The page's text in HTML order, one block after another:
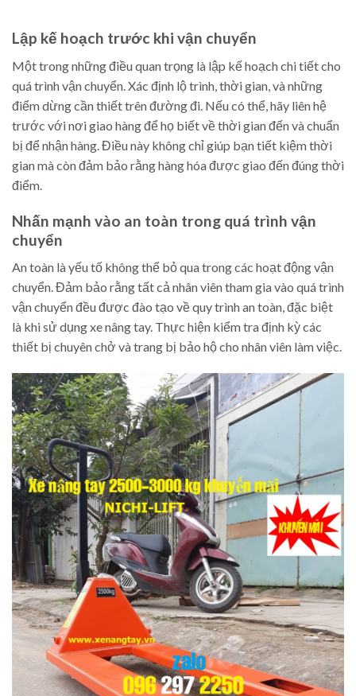
Lập kế hoạch trước khi vận chuyển
Một trong những điều quan trọng là lập kế hoạch chi tiết cho
quá trình vận chuyển. Xác định lộ trình, thời gian, và những
điểm dừng cần thiết trên đường đi. Nếu có thể, hãy liên hệ
trước với nơi giao hàng để họ biết về thời gian đến và chuẩn
bị để nhận hàng. Điều này không chỉ giúp bạn tiết kiệm thời
gian mà còn đảm bảo rằng hàng hóa được giao đến đúng thời
điểm.
Nhấn mạnh vào an toàn trong quá trình vận
chuyển
An toàn là yếu tố không thể bỏ qua trong các hoạt động vận
chuyển. Đảm bảo rằng tất cả nhân viên tham gia vào quá trình
vận chuyển đều được đào tạo về quy trình an toàn, đặc biệt
là khi sử dụng xe nâng tay. Thực hiện kiểm tra định kỳ các
thiết bị chuyên chở và trang bị bảo hộ cho nhân viên làm việc.